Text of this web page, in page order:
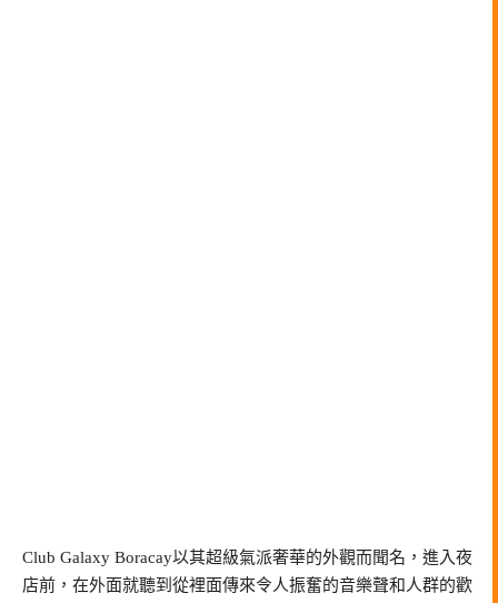
Club Galaxy Boracay以其超級氣派奢華的外觀而聞名，進入夜
店前，在外面就聽到從裡面傳來令人振奮的音樂聲和人群的歡